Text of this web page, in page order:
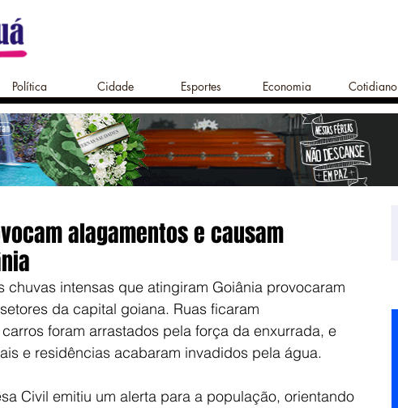
Política Cidade Esportes Economia Cotidiano
alagamentos e causam
chuvas intensas que atingiram Goiânia provocaram
da capital goiana. Ruas ficaram
foram arrastados pela força da enxurrada, e
e residências acabaram invadidos pela água.
Civil emitiu um alerta para a população, orientando